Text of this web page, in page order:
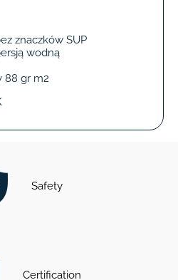
znaczków SUP
wodną
88 gr m2
Safety
Certification